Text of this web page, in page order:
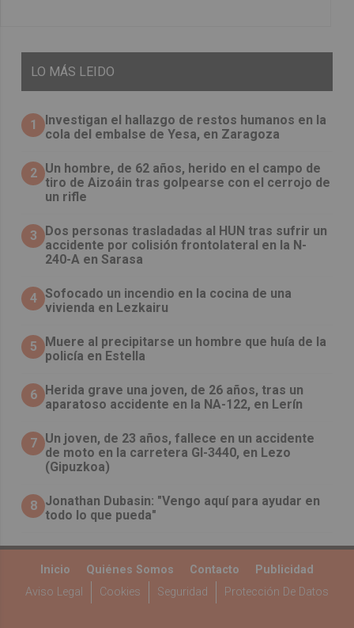
LO MÁS LEIDO
1
Investigan el hallazgo de restos humanos en la
cola del embalse de Yesa, en Zaragoza
2 Un hombre, de 62 años, herido en el campo de
tiro de Aizoáin tras golpearse con el cerrojo de
un rifle
3
​Dos personas trasladadas al HUN tras sufrir un
accidente por colisión frontolateral en la N-
240-A en Sarasa
4 Sofocado un incendio en la cocina de una
vivienda en Lezkairu
5
Muere al precipitarse un hombre que huía de la
policía en Estella
6 Herida grave una joven, de 26 años, tras un
aparatoso accidente en la NA-122, en Lerín
7 Un joven, de 23 años, fallece en un accidente
de moto en la carretera GI-3440, en Lezo
(Gipuzkoa)
8 Jonathan Dubasin: "Vengo aquí para ayudar en
todo lo que pueda"
Inicio Quiénes Somos Contacto
Publicidad
Aviso Legal
Cookies Seguridad Protección De Datos